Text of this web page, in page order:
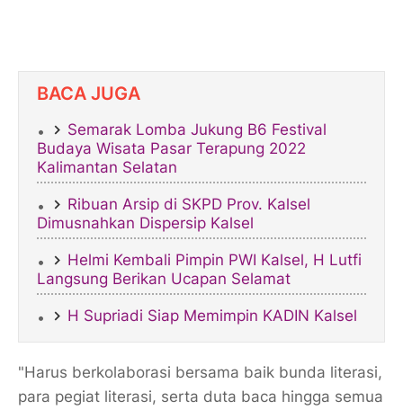
BACA JUGA
Semarak Lomba Jukung B6 Festival
Budaya Wisata Pasar Terapung 2022
Kalimantan Selatan
Ribuan Arsip di SKPD Prov. Kalsel
Dimusnahkan Dispersip Kalsel
Helmi Kembali Pimpin PWI Kalsel, H Lutfi
Langsung Berikan Ucapan Selamat
H Supriadi Siap Memimpin KADIN Kalsel
"Harus berkolaborasi bersama baik bunda literasi,
para pegiat literasi, serta duta baca hingga semua